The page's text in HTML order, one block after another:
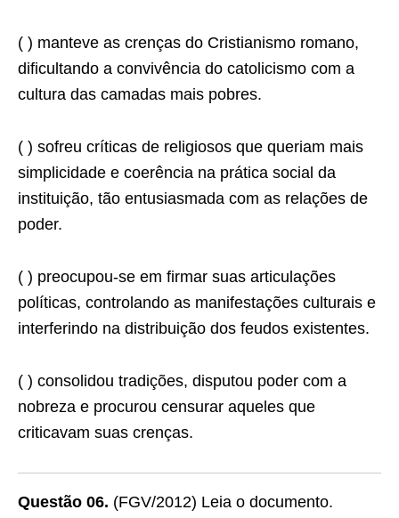
( ) manteve as crenças do Cristianismo romano,
dificultando a convivência do catolicismo com a
cultura das camadas mais pobres.
( ) sofreu críticas de religiosos que queriam mais
simplicidade e coerência na prática social da
instituição, tão entusiasmada com as relações de
poder.
( ) preocupou-se em firmar suas articulações
políticas, controlando as manifestações culturais e
interferindo na distribuição dos feudos existentes.
( ) consolidou tradições, disputou poder com a
nobreza e procurou censurar aqueles que
criticavam suas crenças.
Questão 06. (FGV/2012) Leia o documento.